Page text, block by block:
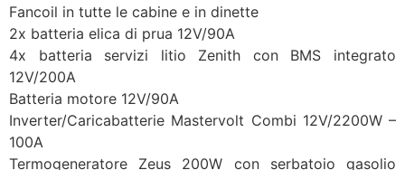
Fancoil in tutte le cabine e in dinette
2x batteria elica di prua 12V/90A
4x batteria servizi litio Zenith con BMS integrato
12V/200A
Batteria motore 12V/90A
Inverter/Caricabatterie Mastervolt Combi 12V/2200W –
100A
Termogeneratore Zeus 200W con serbatoio gasolio